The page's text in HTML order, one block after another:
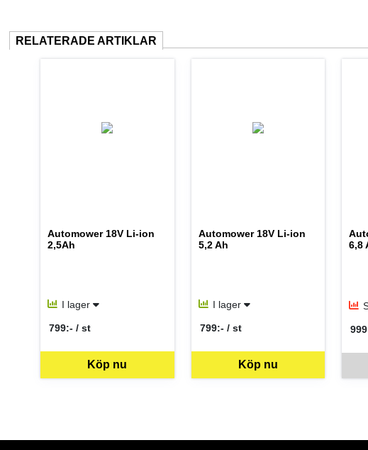
RELATERADE ARTIKLAR
Automower 18V Li-ion
2,5Ah
I lager
Köp nu
799:- / st
SEK per ST
Automower 18V Li-ion
5,2 Ah
I lager
Köp nu
799:- / st
SEK per ST
6,8